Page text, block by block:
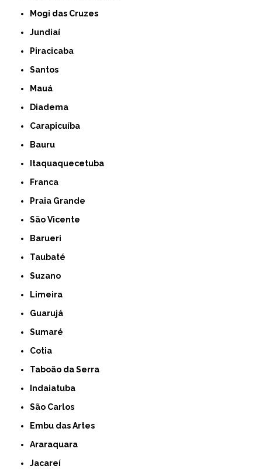
Mogi das Cruzes
Jundiaí
Piracicaba
Santos
Mauá
Diadema
Carapicuíba
Bauru
Itaquaquecetuba
Franca
Praia Grande
São Vicente
Barueri
Taubaté
Suzano
Limeira
Guarujá
Sumaré
Cotia
Taboão da Serra
Indaiatuba
São Carlos
Embu das Artes
Araraquara
Jacareí